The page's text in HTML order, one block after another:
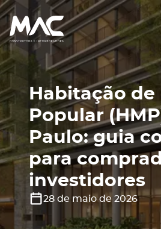
Habitação
Popular
Paulo: guia
para
investidores
28 de maio de 2026